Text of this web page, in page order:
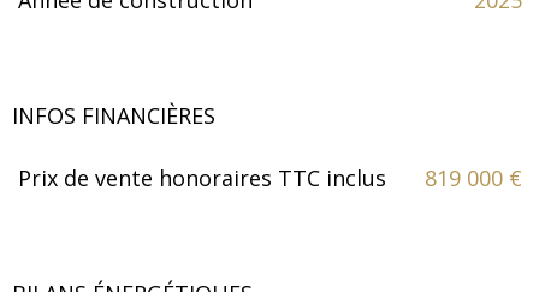
INFOS FINANCIÈRES
Caractéristiques Valeurs
Prix de vente honoraires TTC inclus 819 000 €